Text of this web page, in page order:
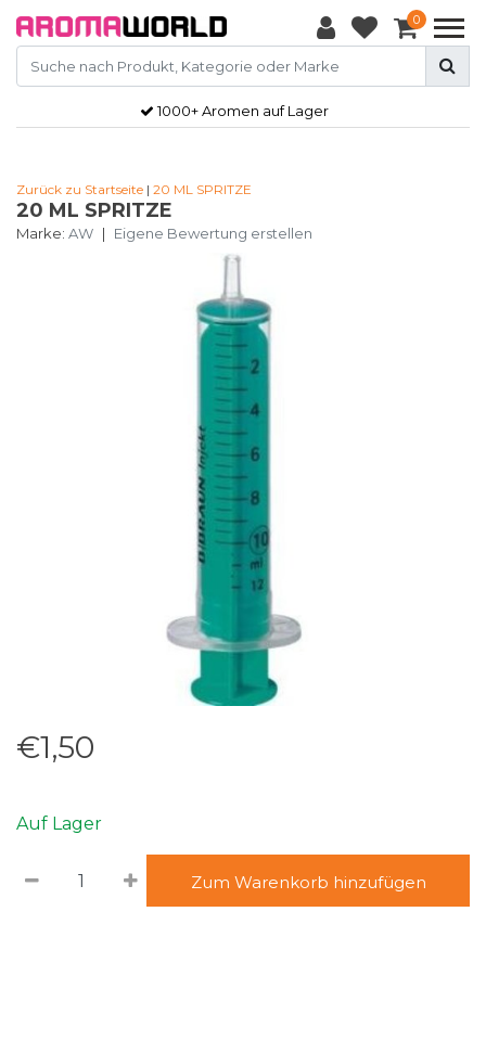
0
1000+ Aromen auf Lager
Zurück zu Startseite | 20 ML SPRITZE
20 ML SPRITZE
Marke: AW | Eigene Bewertung erstellen
€1,50
Auf Lager
Zum Warenkorb hinzufügen